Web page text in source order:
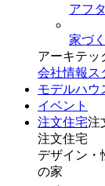
アフ
家づ
アーキテッ
会社情報 ス
モデルハウ
イベント
注文住宅注
注文住宅
デザイン・
の家